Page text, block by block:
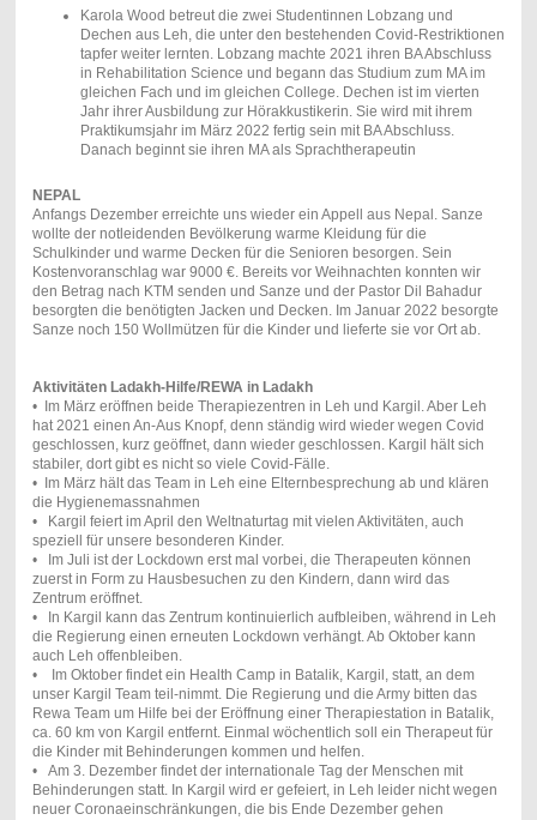
Karola Wood betreut die zwei Studentinnen Lobzang und
Dechen aus Leh, die unter den bestehenden Covid-Restriktionen
tapfer weiter lernten. Lobzang machte 2021 ihren BA Abschluss
in Rehabilitation Science und begann das Studium zum MA im
gleichen Fach und im gleichen College. Dechen ist im vierten
Jahr ihrer Ausbildung zur Hörakkustikerin. Sie wird mit ihrem
Praktikumsjahr im März 2022 fertig sein mit BA Abschluss.
Danach beginnt sie ihren MA als Sprachtherapeutin
NEPAL
Anfangs Dezember erreichte uns wieder ein Appell aus Nepal. Sanze
wollte der notleidenden Bevölkerung warme Kleidung für die
Schulkinder und warme Decken für die Senioren besorgen. Sein
Kostenvoranschlag war 9000 €. Bereits vor Weihnachten konnten wir
den Betrag nach KTM senden und Sanze und der Pastor Dil Bahadur
besorgten die benötigten Jacken und Decken. Im Januar 2022 besorgte
Sanze noch 150 Wollmützen für die Kinder und lieferte sie vor Ort ab.
Aktivitäten Ladakh-Hilfe/REWA in Ladakh
• Im März eröffnen beide Therapiezentren in Leh und Kargil. Aber Leh
hat 2021 einen An-Aus Knopf, denn ständig wird wieder wegen Covid
geschlossen, kurz geöffnet, dann wieder geschlossen. Kargil hält sich
stabiler, dort gibt es nicht so viele Covid-Fälle.
• Im März hält das Team in Leh eine Elternbesprechung ab und klären
die Hygienemassnahmen
• Kargil feiert im April den Weltnaturtag mit vielen Aktivitäten, auch
speziell für unsere besonderen Kinder.
• Im Juli ist der Lockdown erst mal vorbei, die Therapeuten können
zuerst in Form zu Hausbesuchen zu den Kindern, dann wird das
Zentrum eröffnet.
• In Kargil kann das Zentrum kontinuierlich aufbleiben, während in Leh
die Regierung einen erneuten Lockdown verhängt. Ab Oktober kann
auch Leh offenbleiben.
• Im Oktober findet ein Health Camp in Batalik, Kargil, statt, an dem
unser Kargil Team teil-nimmt. Die Regierung und die Army bitten das
Rewa Team um Hilfe bei der Eröffnung einer Therapiestation in Batalik,
ca. 60 km von Kargil entfernt. Einmal wöchentlich soll ein Therapeut für
die Kinder mit Behinderungen kommen und helfen.
• Am 3. Dezember findet der internationale Tag der Menschen mit
Behinderungen statt. In Kargil wird er gefeiert, in Leh leider nicht wegen
neuer Coronaeinschränkungen, die bis Ende Dezember gehen